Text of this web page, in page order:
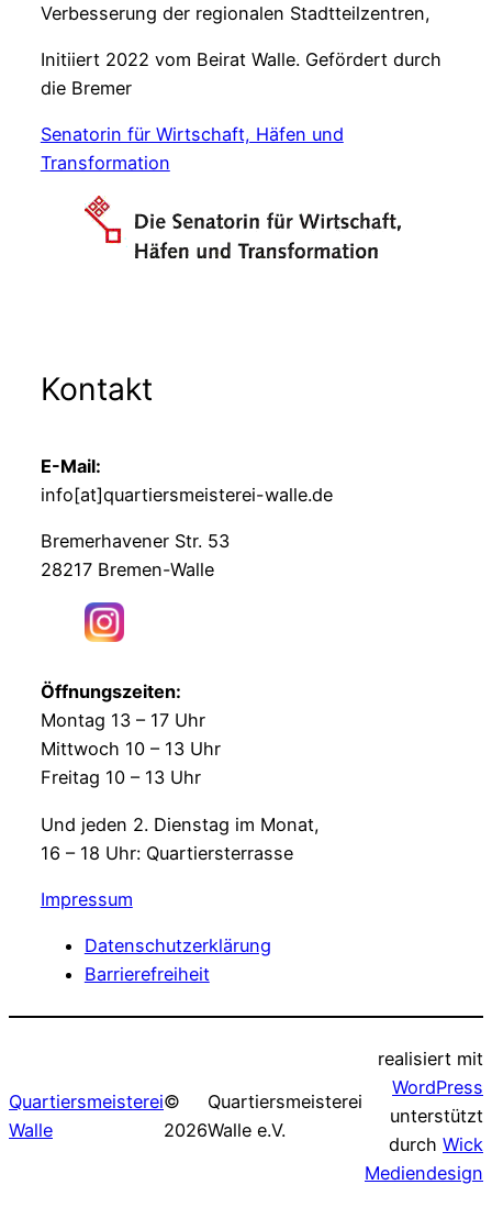
Verbesserung der regionalen Stadtteilzentren,
Initiiert 2022 vom Beirat Walle. Gefördert durch
die Bremer
Senatorin für Wirtschaft, Häfen und
Transformation
Kontakt
E-Mail:
info[at]quartiersmeisterei-walle.de
Bremerhavener Str. 53
28217 Bremen-Walle
Öffnungszeiten:
Montag 13 – 17 Uhr
Mittwoch 10 – 13 Uhr
Freitag 10 – 13 Uhr
Und jeden 2. Dienstag im Monat,
16 – 18 Uhr: Quartiersterrasse
Impressum
Datenschutzerklärung
Barrierefreiheit
Quartiersmeisterei
Walle
©
2026
Quartiersmeisterei
Walle e.V.
realisiert mit
WordPress
unterstützt
durch Wick
Mediendesign